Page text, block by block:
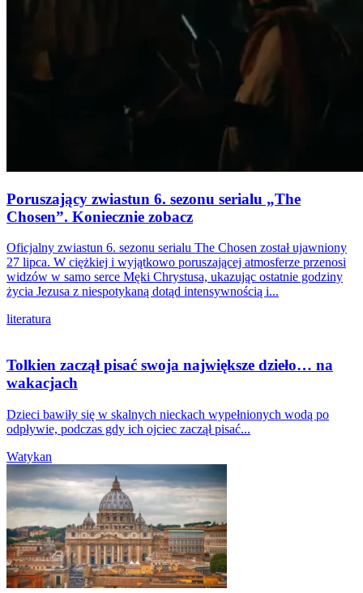
Poruszający zwiastun 6. sezonu serialu „The
Chosen”. Koniecznie zobacz
Oficjalny zwiastun 6. sezonu serialu The Chosen został ujawniony
27 lipca. W ciężkiej i wyjątkowo poruszającej atmosferze przenosi
widzów w samo serce Męki Chrystusa, ukazując ostatnie godziny
życia Jezusa z niespotykaną dotąd intensywnością i...
literatura
Tolkien zaczął pisać swoja największe dzieło… na
wakacjach
Dzieci bawiły się w skalnych nieckach wypełnionych wodą po
odpływie, podczas gdy ich ojciec zaczął pisać...
Watykan